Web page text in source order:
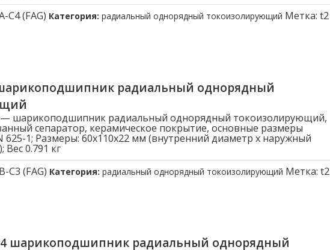
C4 (FAG) Категория: радиальный однорядный токоизолирующий Метка: t2
шарикоподшипник радиальный однорядный
— шарикоподшипник радиальный однорядный токоизолирующий,
сепаратор, керамическое покрытие, основные размеры
625-1; Размеры: 60x110x22 мм (внутренний диаметр x наружный
0.791 кг
C3 (FAG) Категория: радиальный однорядный токоизолирующий Метка: t2
шарикоподшипник радиальный однорядный